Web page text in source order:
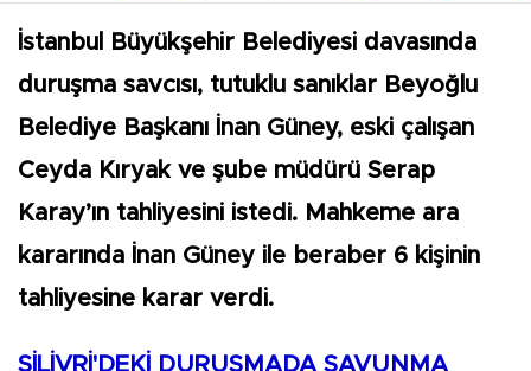
İstanbul Büyükşehir Belediyesi davasında
duruşma savcısı, tutuklu sanıklar Beyoğlu
Belediye Başkanı İnan Güney, eski çalışan
Ceyda Kıryak ve şube müdürü Serap
Karay’ın tahliyesini istedi. Mahkeme ara
kararında İnan Güney ile beraber 6 kişinin
tahliyesine karar verdi.
SİLİVRİ'DEKİ DURUŞMADA SAVUNMA